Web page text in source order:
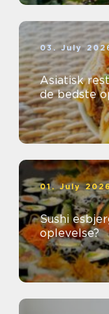
03. July
Asiatisk
de bedste
01. July
Sushi esbjerg hvor finder du den
oplevelse?